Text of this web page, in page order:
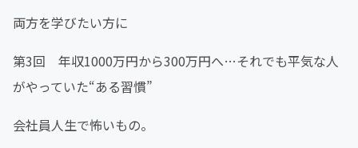
両方を学びたい方に
第3回 年収1000万円から300万円へ…それでも平気な人
がやっていた“ある習慣”
会社員人生で怖いもの。